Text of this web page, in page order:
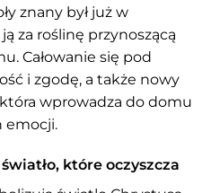
znany był już w
za roślinę przynoszącą
Całowanie się pod
i zgodę, a także nowy
wprowadza do domu
emocji.
które oczyszcza